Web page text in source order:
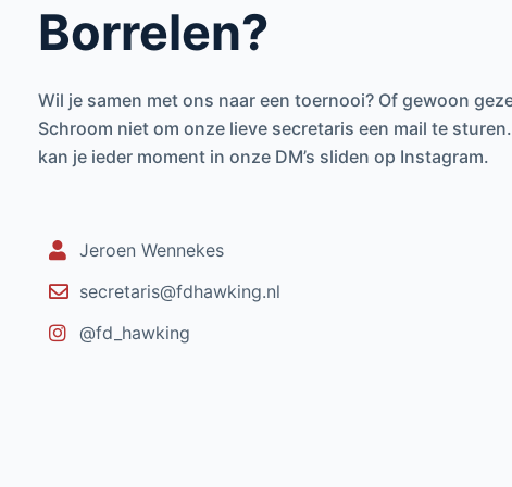
Borrelen?
Wil je samen met ons naar een toernooi? Of gewoon
Schroom niet om onze lieve secretaris een mail te
kan je ieder moment in onze DM’s sliden op Instagram.
Jeroen Wennekes
secretaris@fdhawking.nl
@fd_hawking